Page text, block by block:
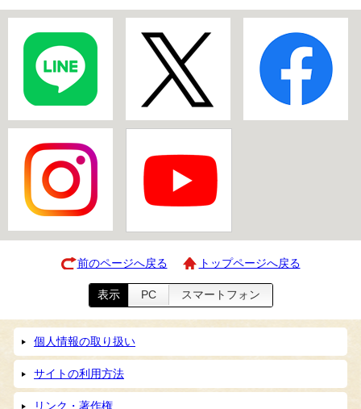
前のページへ戻る トップページへ戻る
表示 PC スマートフォン
個人情報の取り扱い
サイトの利用方法
リンク・著作権